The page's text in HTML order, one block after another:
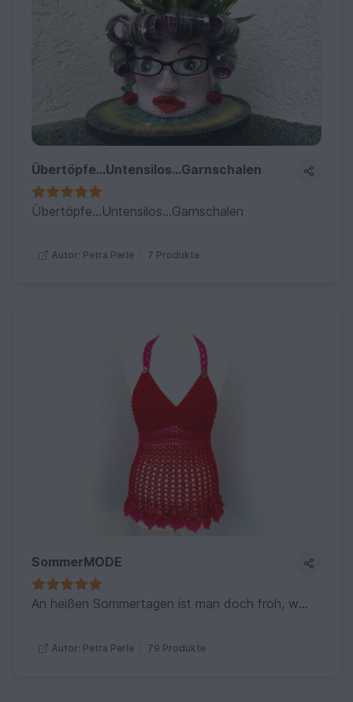
Übertöpfe...Untensilos...Garnschalen
Übertöpfe...Untensilos...Garnschalen
Autor: Petra Perle 7 Produkte
SommerMODE
An heißen Sommertagen ist man doch froh, wenn die Kleidung schön luftig ist….
Autor: Petra Perle 79 Produkte